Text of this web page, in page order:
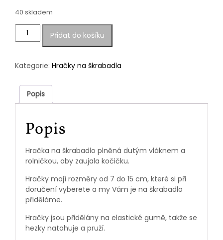
byla:
250Kč.220Kč.
40 skladem
Hračka
na
škrabadlo
množství
Přidat do košíku
Kategorie: Hračky na škrabadla
Popis
Popis
Hračka na škrabadlo plněná dutým vláknem a
rolničkou, aby zaujala kočičku.
Hračky mají rozměry od 7 do 15 cm, které si při
doručení vyberete a my Vám je na škrabadlo
přiděláme.
Hračky jsou přidělány na elastické gumě, takže se
hezky natahuje a pruží.